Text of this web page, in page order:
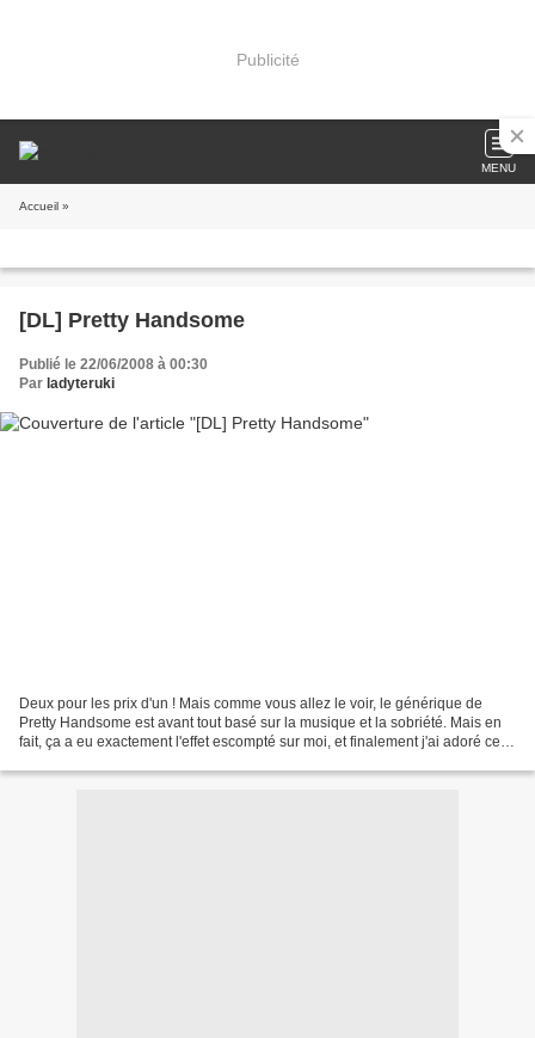
Publicité
MENU
Accueil »
[DL] Pretty Handsome
Publié le 22/06/2008 à 00:30
Par ladyteruki
Deux pour les prix d'un ! Mais comme vous allez le voir, le générique de
Pretty Handsome est avant tout basé sur la musique et la sobriété. Mais en
fait, ça a eu exactement l'effet escompté sur moi, et finalement j'ai adoré cette